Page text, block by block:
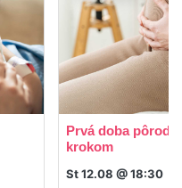
Prvá doba
krokom
St 12.08 @ 18:30